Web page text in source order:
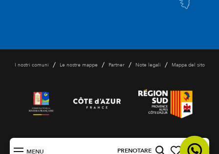
MENU PRENOTARE IT
I nostri comuni / Le nostre mappe / Partner / Note legali / Mappa del sito